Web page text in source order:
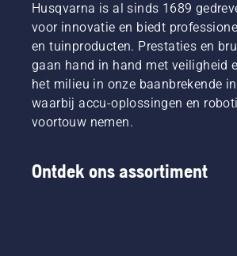
Husqvarna is al sinds 1689
voor innovatie en biedt
en tuinproducten. Prestaties en
gaan hand in hand met veiligheid
het milieu in onze baanbrekende
waarbij accu-oplossingen en
voortouw nemen.
Ontdek ons assortiment